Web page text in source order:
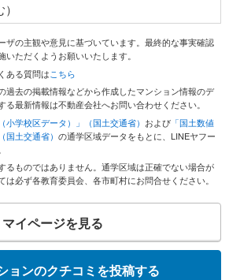
ザの主観や意見に基づいています。最終的な事実確認
ただくようお願いいたします。
ある質問はこちら
過去の掲載情報などから作成したマンション情報のデ
る最新情報は不動産会社へお問い合わせください。
小学校区データ）」（国土交通省） および 「国土数値
土交通省） の通学区域データをもとに、LINEヤフー
るものではありません。通学区域は正確でない場合が
必ず各教育委員会、各市町村にお問合せください。
マイページを見る
ョンのクチコミを投稿する